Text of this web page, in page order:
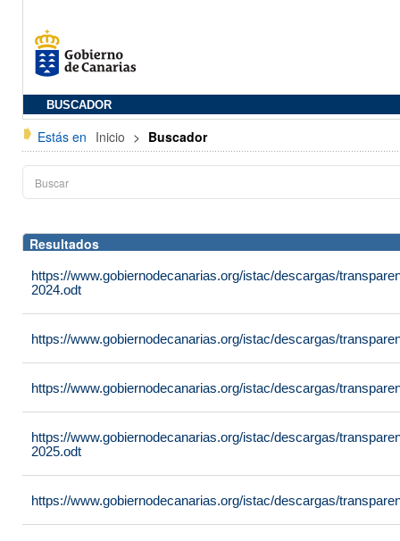
BUSCADOR
Estás en Inicio > Buscador
Resultados
https://www.gobiernodecanarias.org/istac/descargas/
2024.odt
https://www.gobiernodecanarias.org/istac/descargas/
https://www.gobiernodecanarias.org/istac/descargas/
https://www.gobiernodecanarias.org/istac/descargas/
2025.odt
https://www.gobiernodecanarias.org/istac/descargas/